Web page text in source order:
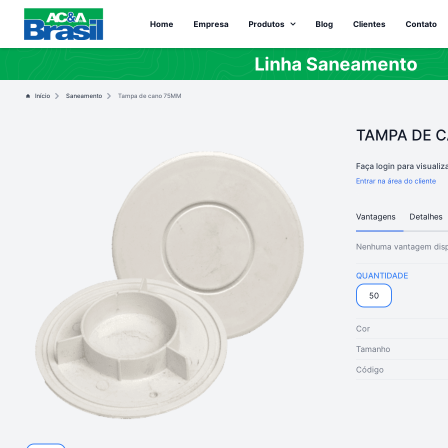
Home Empresa Produtos Blog Clientes Contato
Linha Saneamento
Início Saneamento Tampa de cano 75MM
PRODUTO:
TAMPA DE
Faça login para
Entrar na área do cliente
Vantagens Detalhes
Nenhuma vantagem
QUANTIDADE
50
Cor
Tamanho
Código